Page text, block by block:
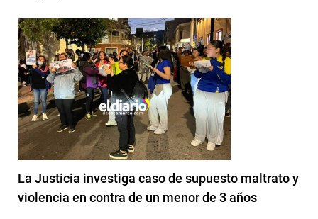
La Justicia investiga caso de supuesto maltrato y
violencia en contra de un menor de 3 años